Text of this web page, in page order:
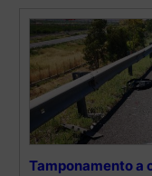
Tamponamento a